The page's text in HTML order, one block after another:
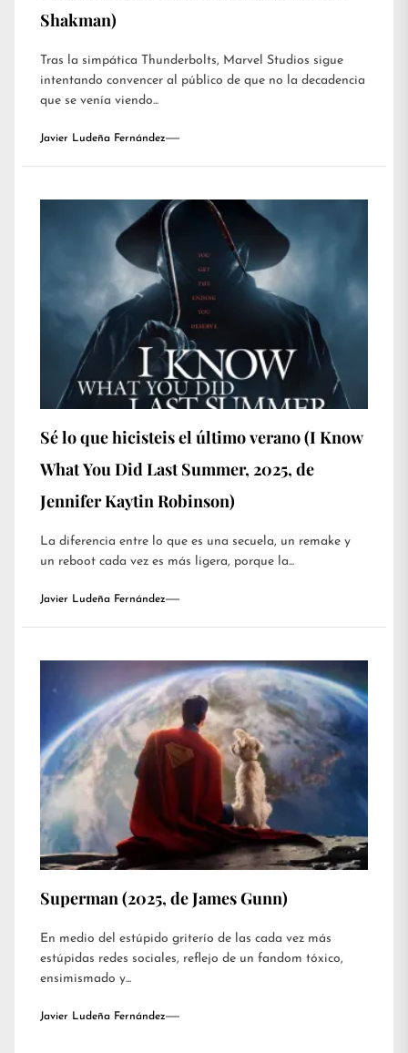
Shakman)
Tras la simpática Thunderbolts, Marvel Studios sigue
intentando convencer al público de que no la decadencia
que se venía viendo...
Javier Ludeña Fernández
Sé lo que hicisteis el último verano (I Know
What You Did Last Summer, 2025, de
Jennifer Kaytin Robinson)
La diferencia entre lo que es una secuela, un remake y
un reboot cada vez es más ligera, porque la...
Javier Ludeña Fernández
Superman (2025, de James Gunn)
En medio del estúpido griterío de las cada vez más
estúpidas redes sociales, reflejo de un fandom tóxico,
ensimismado y...
Javier Ludeña Fernández